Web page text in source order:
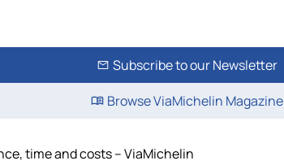
Subscribe to our Newsletter
Browse ViaMichelin Magazine
time and costs – ViaMichelin